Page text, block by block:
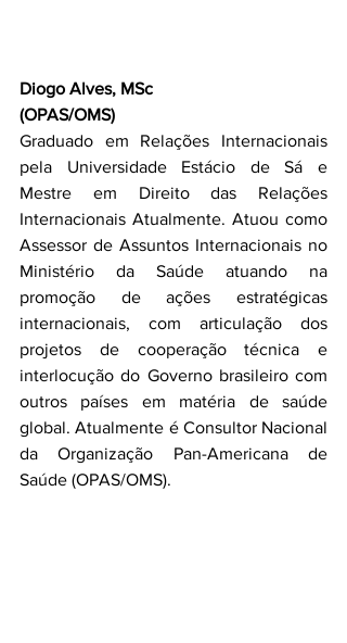
Diogo Alves, MSc
(OPAS/OMS)
Graduado em Relações Internacionais
pela Universidade Estácio de Sá e
Mestre em Direito das Relações
Internacionais Atualmente. Atuou como
Assessor de Assuntos Internacionais no
Ministério da Saúde atuando na
promoção de ações estratégicas
internacionais, com articulação dos
projetos de cooperação técnica e
interlocução do Governo brasileiro com
outros países em matéria de saúde
global. Atualmente é Consultor Nacional
da Organização Pan-Americana de
Saúde (OPAS/OMS).